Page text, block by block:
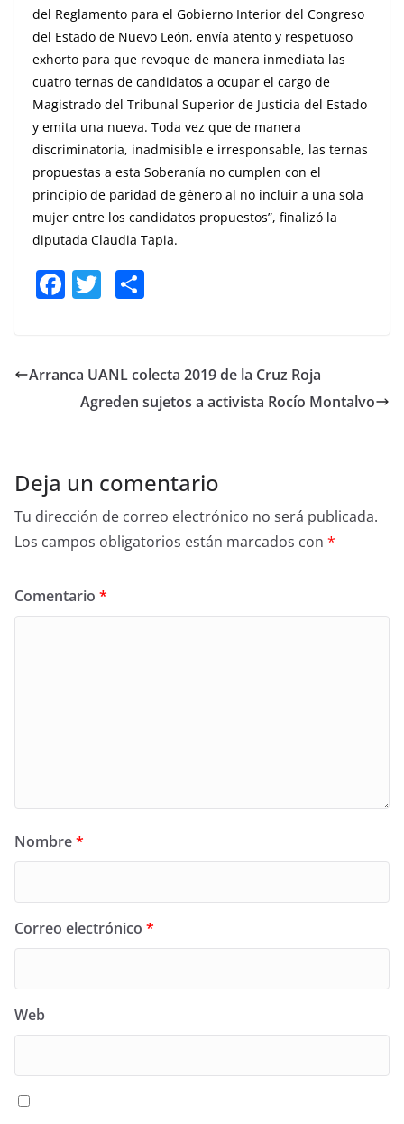
del Reglamento para el Gobierno Interior del Congreso
del Estado de Nuevo León, envía atento y respetuoso
exhorto para que revoque de manera inmediata las
cuatro ternas de candidatos a ocupar el cargo de
Magistrado del Tribunal Superior de Justicia del Estado
y emita una nueva. Toda vez que de manera
discriminatoria, inadmisible e irresponsable, las ternas
propuestas a esta Soberanía no cumplen con el
principio de paridad de género al no incluir a una sola
mujer entre los candidatos propuestos”, finalizó la
diputada Claudia Tapia.
F
e
b
k
T
er e
Arranca UANL colecta 2019 de la Cruz Roja
Agreden sujetos a activista Rocío Montalvo
Deja un comentario
Tu dirección de correo electrónico no será publicada.
Los campos obligatorios están marcados con *
Comentario *
Nombre*
Correo electrónico *
Web